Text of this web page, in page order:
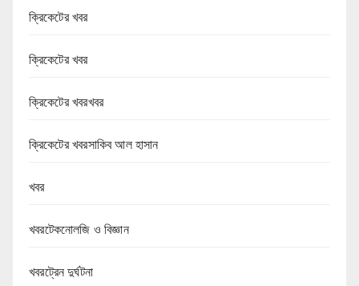
ক্রিকেটের খবর
ক্রিকেটের খবর
ক্রিকেটের খবরখবর
ক্রিকেটের খবরসাকিব আল হাসান
খবর
খবরটেকনোলজি ও বিজ্ঞান
খবরট্রেন দুর্ঘটনা